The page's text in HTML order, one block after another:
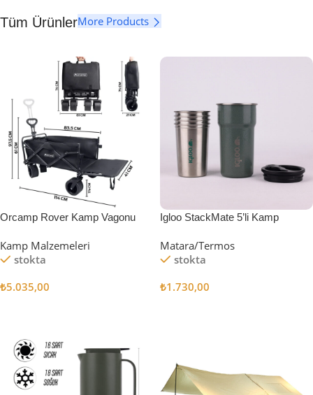
Tüm ÜrünlerMore Products
Orcamp Rover Kamp Vagonu
Kamp Malzemeleri
stokta
₺5.035,00
Igloo StackMate 5’li Kamp
Matara/Termos
stokta
₺1.730,00